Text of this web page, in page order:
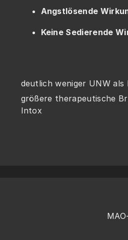
Angstlösende
Keine Sedierende
deutlich weniger UNW als
größere therapeutische
Intox